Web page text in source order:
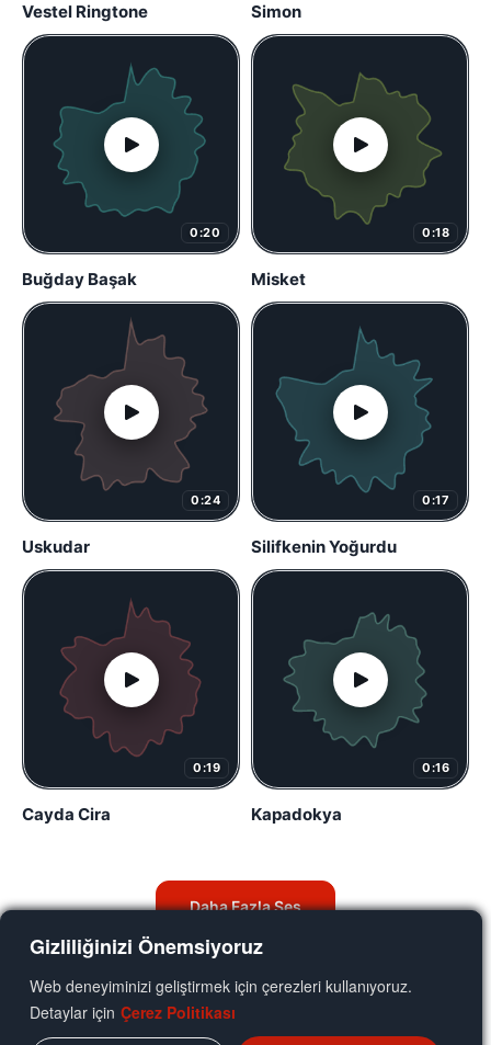
Gizliliğinizi Önemsiyoruz
Web deneyiminizi geliştirmek için çerezleri kullanıyoruz.
Detaylar için Çerez Politikası
Vestel Ringtone Simon
0:20
Buğday Başak
0:18
Misket
0:24
Uskudar
0:17
Silifkenin Yoğurdu
0:19
Cayda Cira
0:16
Kapadokya
Daha Fazla Ses